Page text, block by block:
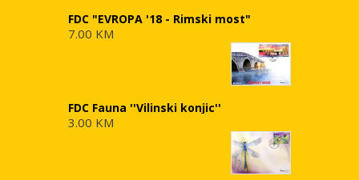
FDC "EVROPA '18 - Rimski most"
7.00 KM
FDC Fauna ''Vilinski konjic''
3.00 KM